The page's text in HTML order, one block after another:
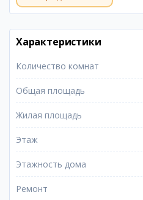
Характеристики
Количество комнат
Общая площадь
Жилая площадь
Этаж
Этажность дома
Ремонт